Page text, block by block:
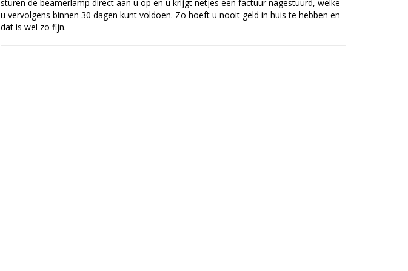
sturen de beamerlamp direct aan u op en u krijgt netjes een factuur nagestuurd, welke
u vervolgens binnen 30 dagen kunt voldoen. Zo hoeft u nooit geld in huis te hebben en
dat is wel zo fijn.